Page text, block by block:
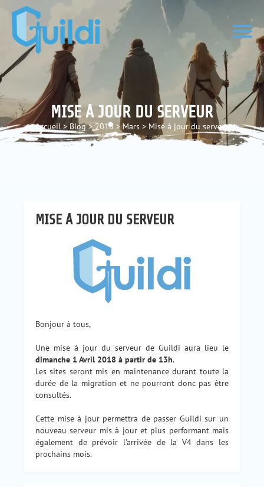
MISE À JOUR DU SERVEUR
Accueil > Blog > 2018 > Mars > Mise à jour du serveur
MISE À JOUR DU SERVEUR
Bonjour à tous,
Une mise à jour du serveur de Guildi aura lieu le
dimanche 1 Avril 2018 à partir de 13h.
Les sites seront mis en maintenance durant toute la
durée de la migration et ne pourront donc pas être
consultés.
Cette mise à jour permettra de passer Guildi sur un
nouveau serveur mis à jour et plus performant mais
également de prévoir l'arrivée de la V4 dans les
prochains mois.